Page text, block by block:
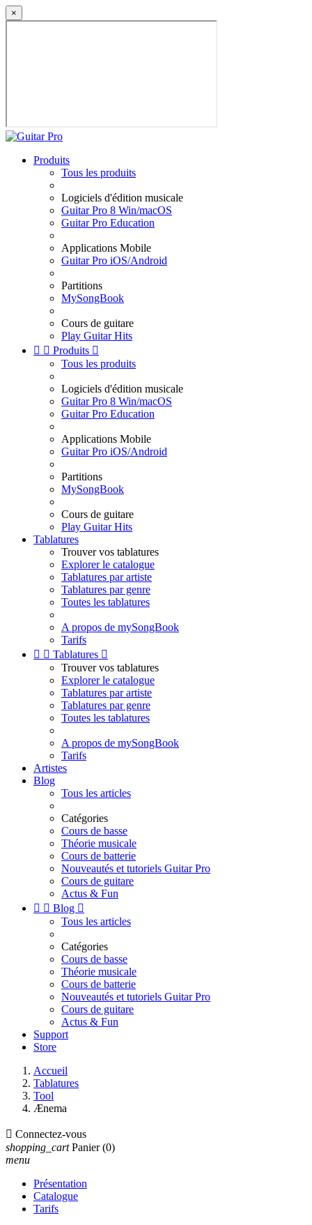
×
Produits
Tous les produits
Logiciels d'édition musicale
Guitar Pro 8 Win/macOS
Guitar Pro Education
Applications Mobile
Guitar Pro iOS/Android
Partitions
MySongBook
Cours de guitare
Play Guitar Hits
  Produits 
Tous les produits
Logiciels d'édition musicale
Guitar Pro 8 Win/macOS
Guitar Pro Education
Applications Mobile
Guitar Pro iOS/Android
Partitions
MySongBook
Cours de guitare
Play Guitar Hits
Tablatures
Trouver vos tablatures
Explorer le catalogue
Tablatures par artiste
Tablatures par genre
Toutes les tablatures
A propos de mySongBook
Tarifs
  Tablatures 
Trouver vos tablatures
Explorer le catalogue
Tablatures par artiste
Tablatures par genre
Toutes les tablatures
A propos de mySongBook
Tarifs
Artistes
Blog
Tous les articles
Catégories
Cours de basse
Théorie musicale
Cours de batterie
Nouveautés et tutoriels Guitar Pro
Cours de guitare
Actus & Fun
  Blog 
Tous les articles
Catégories
Cours de basse
Théorie musicale
Cours de batterie
Nouveautés et tutoriels Guitar Pro
Cours de guitare
Actus & Fun
Support
Store
Accueil
Tablatures
Tool
Ænema
 Connectez-vous
shopping_cart Panier (0)
menu
Présentation
Catalogue
Tarifs